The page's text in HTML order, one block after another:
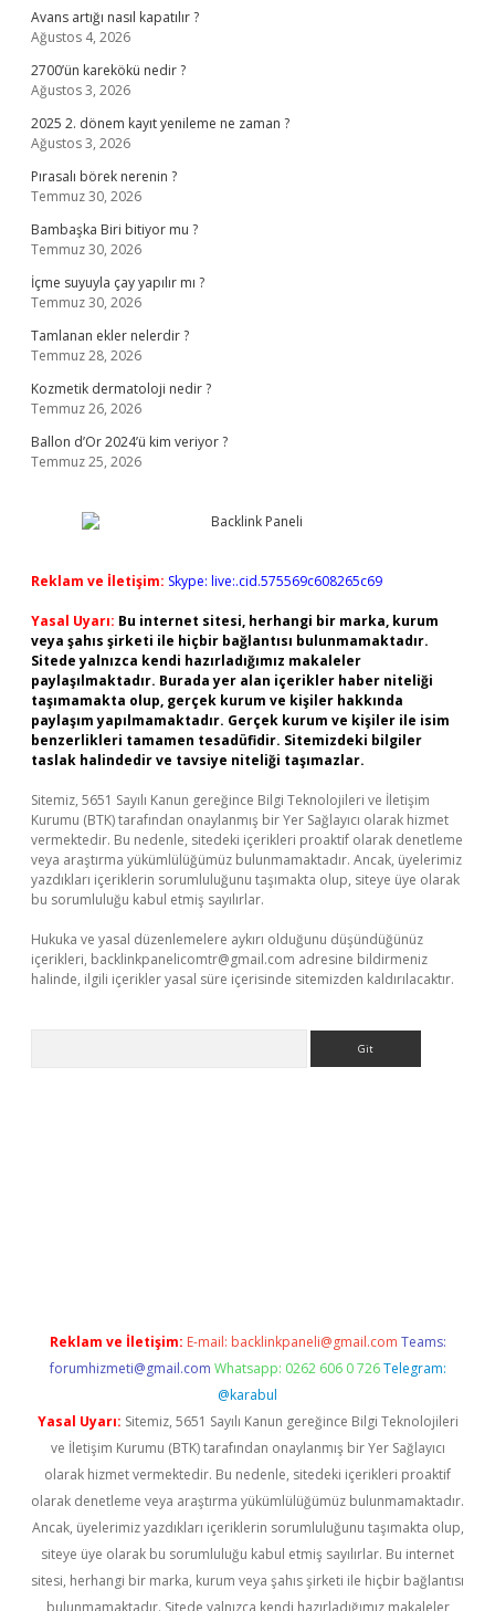
Avans artığı nasıl kapatılır ?
Ağustos 4, 2026
2700’ün karekökü nedir ?
Ağustos 3, 2026
2025 2. dönem kayıt yenileme ne zaman ?
Ağustos 3, 2026
Pırasalı börek nerenin ?
Temmuz 30, 2026
Bambaşka Biri bitiyor mu ?
Temmuz 30, 2026
İçme suyuyla çay yapılır mı ?
Temmuz 30, 2026
Tamlanan ekler nelerdir ?
Temmuz 28, 2026
Kozmetik dermatoloji nedir ?
Temmuz 26, 2026
Ballon d’Or 2024’ü kim veriyor ?
Temmuz 25, 2026
Reklam ve İletişim: Skype: live:.cid.575569c608265c69
Yasal Uyarı: Bu internet sitesi, herhangi bir marka, kurum
veya şahıs şirketi ile hiçbir bağlantısı bulunmamaktadır.
Sitede yalnızca kendi hazırladığımız makaleler
paylaşılmaktadır. Burada yer alan içerikler haber niteliği
taşımamakta olup, gerçek kurum ve kişiler hakkında
paylaşım yapılmamaktadır. Gerçek kurum ve kişiler ile isim
benzerlikleri tamamen tesadüfidir. Sitemizdeki bilgiler
taslak halindedir ve tavsiye niteliği taşımazlar.
Sitemiz, 5651 Sayılı Kanun gereğince Bilgi Teknolojileri ve İletişim
Kurumu (BTK) tarafından onaylanmış bir Yer Sağlayıcı olarak hizmet
vermektedir. Bu nedenle, sitedeki içerikleri proaktif olarak denetleme
veya araştırma yükümlülüğümüz bulunmamaktadır. Ancak, üyelerimiz
yazdıkları içeriklerin sorumluluğunu taşımakta olup, siteye üye olarak
bu sorumluluğu kabul etmiş sayılırlar.
Hukuka ve yasal düzenlemelere aykırı olduğunu düşündüğünüz
içerikleri, backlinkpanelicomtr@gmail.com adresine bildirmeniz
halinde, ilgili içerikler yasal süre içerisinde sitemizden kaldırılacaktır.
Reklam ve İletişim: E-mail: backlinkpaneli@gmail.com Teams:
forumhizmeti@gmail.com Whatsapp: 0262 606 0 726 Telegram:
@karabul
Yasal Uyarı: Sitemiz, 5651 Sayılı Kanun gereğince Bilgi Teknolojileri
ve İletişim Kurumu (BTK) tarafından onaylanmış bir Yer Sağlayıcı
olarak hizmet vermektedir. Bu nedenle, sitedeki içerikleri proaktif
olarak denetleme veya araştırma yükümlülüğümüz bulunmamaktadır.
Ancak, üyelerimiz yazdıkları içeriklerin sorumluluğunu taşımakta olup,
siteye üye olarak bu sorumluluğu kabul etmiş sayılırlar. Bu internet
sitesi, herhangi bir marka, kurum veya şahıs şirketi ile hiçbir bağlantısı
bulunmamaktadır. Sitede yalnızca kendi hazırladığımız makaleler